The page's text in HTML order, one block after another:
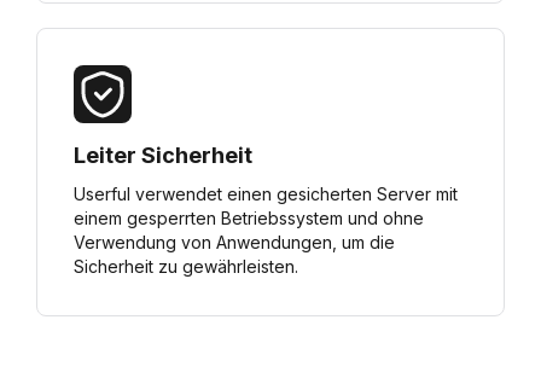
Leiter Sicherheit
Userful verwendet einen gesicherten Server mit
einem gesperrten Betriebssystem und ohne
Verwendung von Anwendungen, um die
Sicherheit zu gewährleisten.